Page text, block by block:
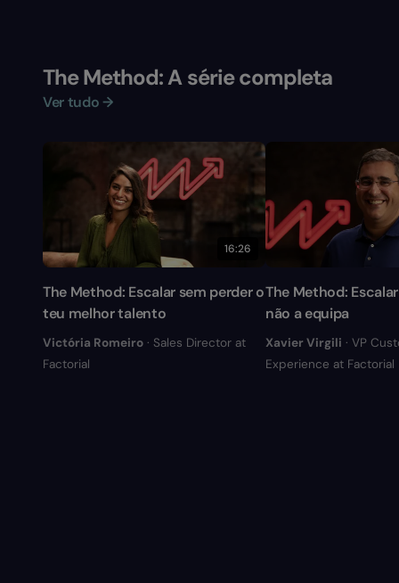
The Method: A série completa
Ver tudo →
16:26
The Method: Escalar sem perder o
teu melhor talento
Victória Romeiro · Sales Director at
Factorial
The Method:
não a equipa
Xavier Virgili · VP
Experience at Factorial